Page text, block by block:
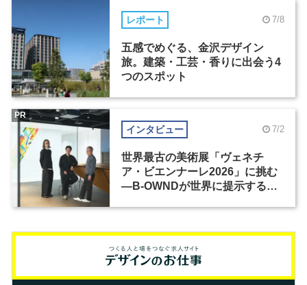
レポート 7/8
五感でめぐる、金沢デザイン
旅。建築・工芸・香りに出会う4
つのスポット
インタビュー 7/2
世界最古の美術展「ヴェネチ
ア・ビエンナーレ2026」に挑む
―B-OWNDが世界に提示する美
PR